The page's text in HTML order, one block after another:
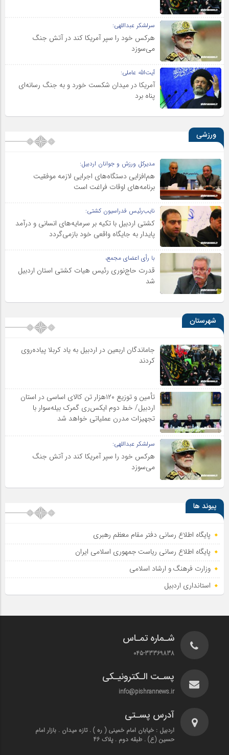
سرلشکر عبداللهی:
هرکس خود را سپر آمریکا کند در آتش جنگ
می‌سوزد
آیت‌الله عاملی:
آمریکا در میدان شکست خورد و به جنگ رسانه‌ای
پناه برد
ورزشی
مدیرکل ورزش و جوانان اردبیل:
هم‌افزایی دستگاه‌های اجرایی لازمه موفقیت
برنامه‌های اوقات فراغت است
نایب‌رئیس فدراسیون کشتی:
کشتی اردبیل با تکیه بر سرمایه‌های انسانی و درآمد
پایدار به جایگاه واقعی خود بازمی‌گردد
با رأی اعضای مجمع،
قدرت حاج‌نوری رئیس هیات کشتی استان اردبیل
شد
شهرستان
جاماندگان اربعین در اردبیل به یاد کربلا پیاده‌روی
کردند
تأمین و توزیع ۱۲۰هزار تن کالای اساسی در استان
اردبیل/ خط دوم ایکس‌ری گمرک بیله‌سوار با
تجهیزات مدرن عملیاتی خواهد شد
سرلشکر عبداللهی:
هرکس خود را سپر آمریکا کند در آتش جنگ
می‌سوزد
پیوند ها
پایگاه اطلاع رسانی دفتر مقام معظم رهبری
پایگاه اطلاع‌ رسانی ریاست‌ جمهوری اسلامی ایران
وزارت فرهنگ و ارشاد اسلامی
استانداری اردبیل
شـماره تمـاس
045-33369838
پسـت الـکترونیـکی
info@pishrannews.ir
آدرس پسـتی
اردبیل : خیابان امام خمینی ( ره ) . تازه میدان . بازار امام
حسین (ع) . طبقه دوم . پلاک 46